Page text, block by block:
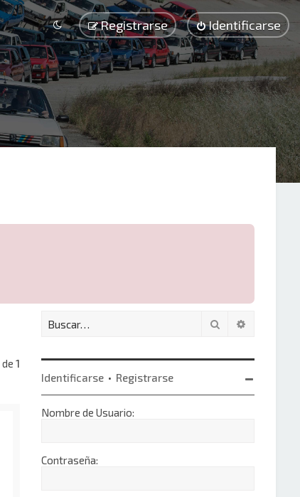
Identificarse
Registrarse
de1
Buscar
Identificarse • Registrarse
Nombre de Usuario:
Contraseña: